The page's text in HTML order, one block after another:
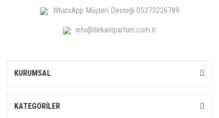
WhatsApp Müşteri Desteği 05373226789
info@dekantparfum.com.tr
KURUMSAL
KATEGORİLER